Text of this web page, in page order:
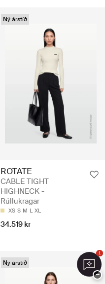
Ný árstíð
ROTATE
CABLE TIGHT
HIGHNECK -
Rúllukragar
XS S M L XL
34.519 kr
Ný árstíð
1
−